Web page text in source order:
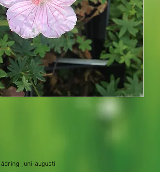
juni-augusti